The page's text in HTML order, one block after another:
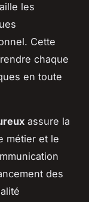
les
Cette
chaque
en toute
assure la
métier et le
des